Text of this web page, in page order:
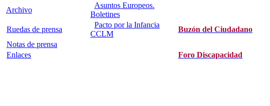
Archivo
Asuntos Europeos.
Boletines
Ruedas de prensa
Pacto por la Infancia
CCLM
Buzón del Ciudadano
Notas de prensa
Enlaces Foro Discapacidad